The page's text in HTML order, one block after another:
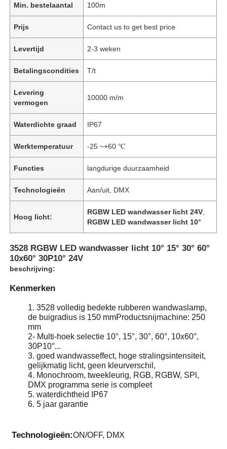
Min. bestelaantal 100m
Prijs Contact us to get best price
Levertijd 2-3 weken
Betalingscondities T/t
Levering
vermogen
10000 m/m
Waterdichte graad IP67
Werktemperatuur -25 ~+60 ℃
Functies langdurige duurzaamheid
Technologieën Aan/uit, DMX
Hoog licht:
RGBW LED wandwasser licht 24V
RGBW LED wandwasser licht 10°
3528 RGBW LED wandwasser licht 10° 15° 30° 60°
10x60° 30P10° 24V
beschrijving:
Kenmerken
1. 3528 volledig bedekte rubberen wandwaslamp,
de buigradius is 150 mmProductsnijmachine: 250
mm
2- Multi-hoek selectie 10°, 15°, 30°, 60°, 10x60°,
30P10°...
3. goed wandwasseffect, hoge stralingsintensiteit,
gelijkmatig licht, geen kleurverschil,
4. Monochroom, tweekleurig, RGB, RGBW, SPl,
DMX programma serie is compleet
5. waterdichtheid IP67
6. 5 jaar garantie
Technologieën:ON/OFF, DMX